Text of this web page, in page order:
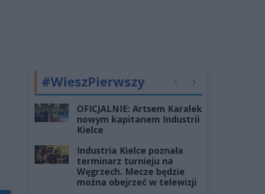
#WieszPierwszy PoprzednieNastępne
OFICJALNIE: Artsem Karalek
nowym kapitanem Industrii
Kielce
Industria Kielce poznała
terminarz turnieju na
Węgrzech. Mecze będzie
można obejrzeć w telewizji